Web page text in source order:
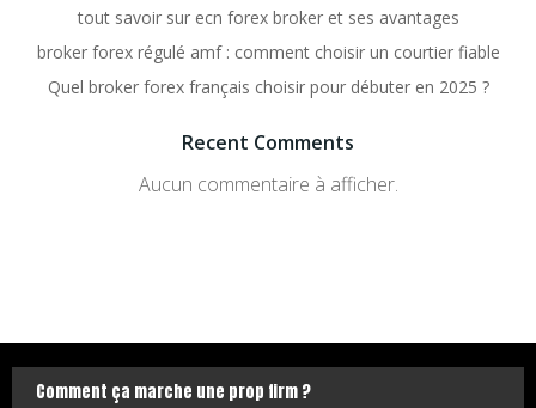
tout savoir sur ecn forex broker et ses avantages
broker forex régulé amf : comment choisir un courtier fiable
Quel broker forex français choisir pour débuter en 2025 ?
Recent Comments
Aucun commentaire à afficher.
Comment ça marche une prop firm ?